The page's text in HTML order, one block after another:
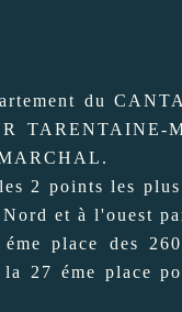
du
TARENTAINE-
points les plus
et à l'ouest
des 260
27 éme place